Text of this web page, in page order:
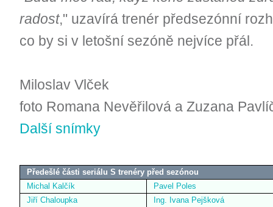
radost," uzavírá trenér předsezónní
co by si v letošní sezóně nejvíce přál.
Miloslav Vlček
foto Romana Nevěřilová a Zuzana
Další snímky
Předešlé části seriálu S trenéry před sezónou
Michal Kalčík
Pavel Poles
Jiří Chaloupka
Ing. Ivana Pejšková